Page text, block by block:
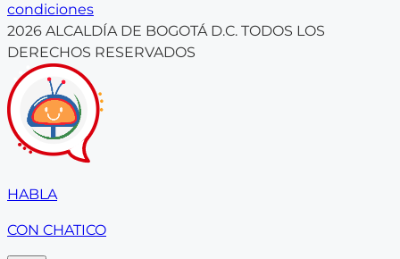
condiciones
2026 ALCALDÍA DE BOGOTÁ D.C. TODOS LOS
DERECHOS RESERVADOS
HABLA
CON CHATICO